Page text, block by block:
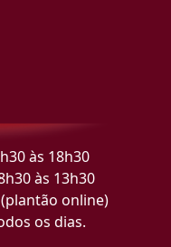
às 18h30
às 13h30
online)
os dias.